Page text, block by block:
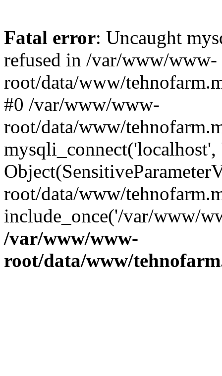
Fatal error: Uncaught
refused in /var/www/www-
root/data/www/
#0 /var/www/www-
root/data/www/
mysqli_connect('localhost',
root/data/www/
include_once('/var/www/
/var/www/www-
root/data/www/